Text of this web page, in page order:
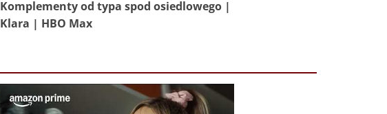
Komplementy od typa spod osiedlowego |
Klara | HBO Max